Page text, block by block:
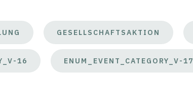
GESELLSCHAFTSAKTION
16 ENUM_EVENT_CATEGORY_V-17